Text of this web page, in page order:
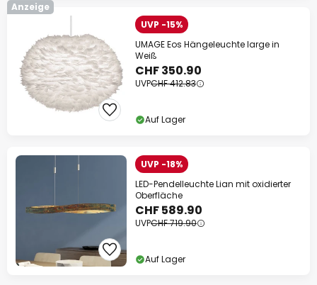
Anzeige
UVP -15%
UMAGE Eos Hängeleuchte large in
Weiß
CHF 350.90
UVPCHF 412.83
Auf Lager
UVP -18%
LED-Pendelleuchte Lian mit oxidierter
Oberfläche
CHF 589.90
UVPCHF 719.90
Auf Lager